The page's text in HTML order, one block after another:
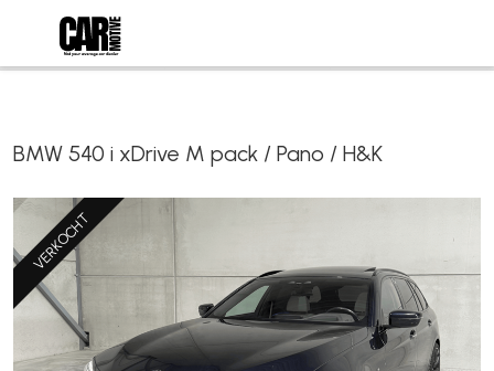
BMW 540 i xDrive M pack / Pano / H&K
VERKOCHT